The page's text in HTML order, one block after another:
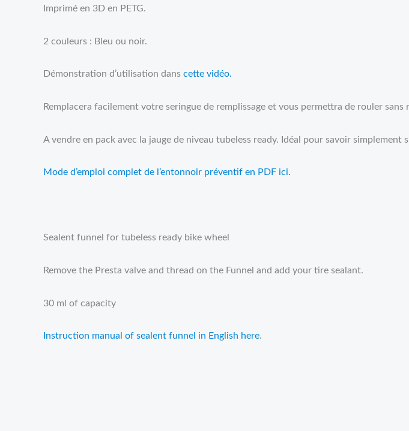
Imprimé en 3D en PETG.
2 couleurs : Bleu ou noir.
Démonstration d’utilisation dans cette vidéo.
Remplacera facilement votre seringue de remplissage et vous permettra de rouler sans
A vendre en pack avec la jauge de niveau tubeless ready. Idéal pour savoir simplement
Mode d’emploi complet de l’entonnoir préventif en PDF ici.
Sealent funnel for tubeless ready bike wheel
Remove the Presta valve and thread on the Funnel and add your tire sealant.
30 ml of capacity
Instruction manual of sealent funnel in English here.